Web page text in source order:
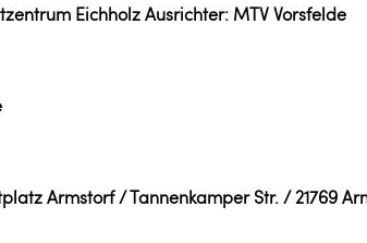
Eichholz Ausrichter: MTV Vorsfelde
Armstorf / Tannenkamper Str. / 21769